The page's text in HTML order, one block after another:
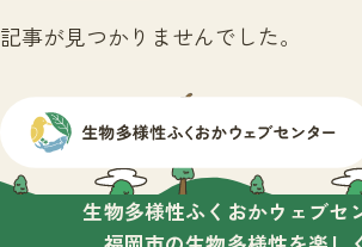
記事が見つかりませんでした。
生物多様性ふくおかウェブセ